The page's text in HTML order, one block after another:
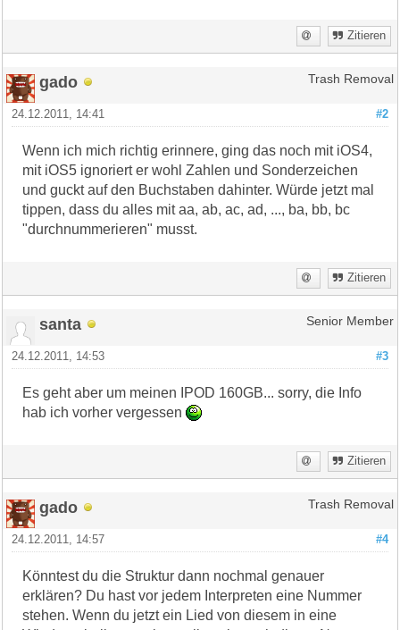
Zitieren
gado Trash Removal
#2
24.12.2011, 14:41
Wenn ich mich richtig erinnere, ging das noch mit iOS4,
mit iOS5 ignoriert er wohl Zahlen und Sonderzeichen
und guckt auf den Buchstaben dahinter. Würde jetzt mal
tippen, dass du alles mit aa, ab, ac, ad, ..., ba, bb, bc
"durchnummerieren" musst.
Zitieren
santa Senior Member
#3
24.12.2011, 14:53
Es geht aber um meinen IPOD 160GB... sorry, die Info
hab ich vorher vergessen
Zitieren
gado Trash Removal
#4
24.12.2011, 14:57
Könntest du die Struktur dann nochmal genauer
erklären? Du hast vor jedem Interpreten eine Nummer
stehen. Wenn du jetzt ein Lied von diesem in eine